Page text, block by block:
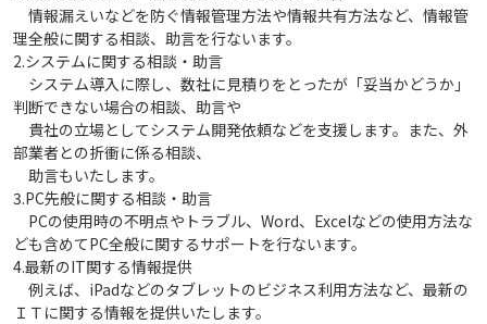
情報漏えいなどを防ぐ情報管理方法や情報共有方法など、情報管
理全般に関する相談、助言を行ないます。
2.システムに関する相談・助言
システム導入に際し、数社に見積りをとったが「妥当かどうか」
判断できない場合の相談、助言や
貴社の立場としてシステム開発依頼などを支援します。また、外
部業者との折衝に係る相談、
助言もいたします。
3.PC先般に関する相談・助言
PCの使用時の不明点やトラブル、Word、Excelなどの使用方法な
ども含めてPC全般に関するサポートを行ないます。
4.最新のIT関する情報提供
例えば、iPadなどのタブレットのビジネス利用方法など、最新の
ＩＴに関する情報を提供いたします。